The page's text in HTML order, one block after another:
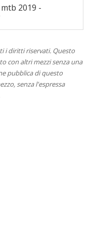
2019 -
i diritti riservati. Questo
con altri mezzi senza una
pubblica di questo
senza l'espressa